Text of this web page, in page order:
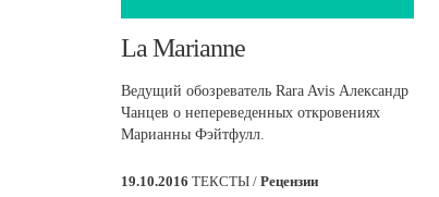
​La Marianne
Ведущий обозреватель Rara Avis Александр
Чанцев о непереведенных откровениях
Марианны Фэйтфулл.
19.10.2016 ТЕКСТЫ / Рецензии